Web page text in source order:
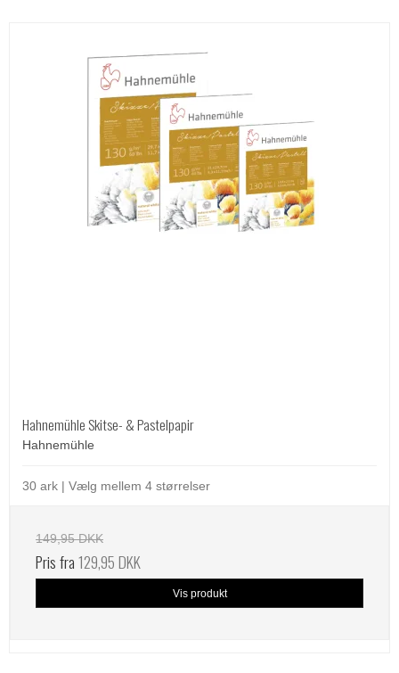
Hahnemühle Skitse- & Pastelpapir
Hahnemühle
30 ark | Vælg mellem 4 størrelser
149,95 DKK
Pris fra129,95 DKK
Vis produkt